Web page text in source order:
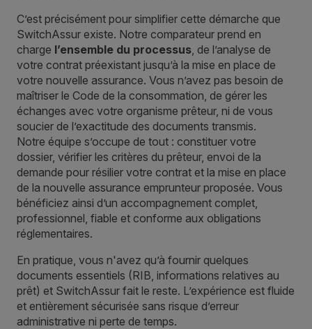
C’est précisément pour simplifier cette démarche que
SwitchAssur existe. Notre comparateur prend en
charge l’ensemble du processus , de l’analyse de
votre contrat préexistant jusqu’à la mise en place de
votre nouvelle assurance. Vous n’avez pas besoin de
maîtriser le Code de la consommation, de gérer les
échanges avec votre organisme prêteur, ni de vous
soucier de l’exactitude des documents transmis.
Notre équipe s’occupe de tout : constituer votre
dossier, vérifier les critères du prêteur, envoi de la
demande pour résilier votre contrat et la mise en place
de la nouvelle assurance emprunteur proposée. Vous
bénéficiez ainsi d’un accompagnement complet,
professionnel, fiable et conforme aux obligations
réglementaires.
En pratique, vous n'avez qu’à fournir quelques
documents essentiels (RIB, informations relatives au
prêt) et SwitchAssur fait le reste. L’expérience est fluide
et entièrement sécurisée sans risque d’erreur
administrative ni perte de temps.